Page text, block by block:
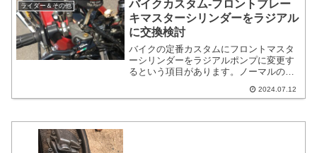
なるのと、衰退するバイク業界でこうい
った活動をするのは賛成寄りなので、参
加者が増えると盛り上がるので可能な限
りは参加するようにしています。
ライダー＆その他
バイクカスタム-フロントブレー
キマスターシリンダーをラジアル
に交換検討
バイクの定番カスタムにフロントマスタ
ーシリンダーをラジアルポンプに変更す
るという項目があります。ノーマルの状
多いです。フロントブレーキのマスター
2024.07.12